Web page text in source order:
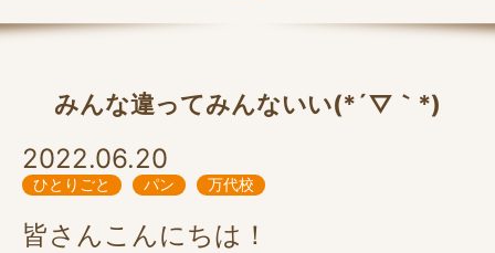
みんな違ってみんないい(*´▽｀*)
2022.06.20
ひとりごと パン 万代校
皆さんこんにちは！